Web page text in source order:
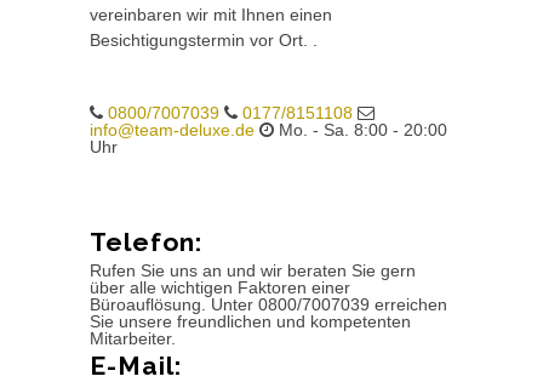
vereinbaren wir mit Ihnen einen
Besichtigungstermin vor Ort. .
0800/7007039
0177/8151108
info@team-deluxe.de
Mo. - Sa. 8:00 - 20:00
Uhr
Telefon:
Rufen Sie uns an und wir beraten Sie gern
über alle wichtigen Faktoren einer
Büroauflösung. Unter 0800/7007039 erreichen
Sie unsere freundlichen und kompetenten
Mitarbeiter.
E-Mail: